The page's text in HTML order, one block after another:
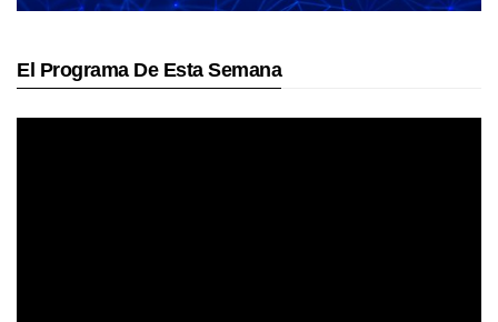
El Programa De Esta Semana